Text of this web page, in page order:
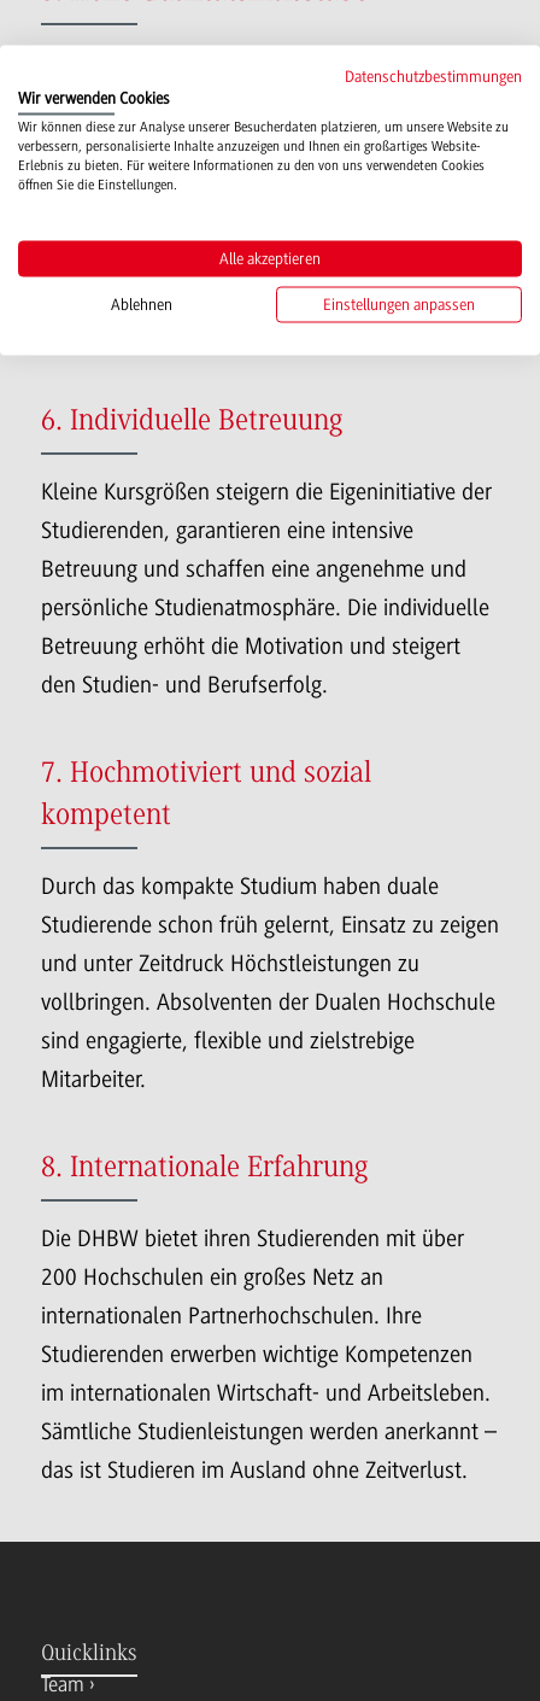
Baden-Württembergs- systemakkreditiert. Damit
wurde ihr ein hervorragendes
Qualitätssicherungssystem im Bereich von
Partnerunternehmen bewerteten die Leistungen
der Studierenden und das Lehrangebot sehr
6. Individuelle Betreuung
Kleine Kursgrößen steigern die Eigeninitiative der
Studierenden, garantieren eine intensive
Betreuung und schaffen eine angenehme und
persönliche Studienatmosphäre. Die individuelle
Betreuung erhöht die Motivation und steigert
den Studien- und Berufserfolg.
7. Hochmotiviert und sozial
kompetent
Durch das kompakte Studium haben duale
Studierende schon früh gelernt, Einsatz zu zeigen
und unter Zeitdruck Höchstleistungen zu
vollbringen. Absolventen der Dualen Hochschule
sind engagierte, flexible und zielstrebige
Mitarbeiter.
8. Internationale Erfahrung
Die DHBW bietet ihren Studierenden mit über
200 Hochschulen ein großes Netz an
internationalen Partnerhochschulen. Ihre
Studierenden erwerben wichtige Kompetenzen
im internationalen Wirtschaft- und Arbeitsleben.
Sämtliche Studienleistungen werden anerkannt –
das ist Studieren im Ausland ohne Zeitverlust.
Quicklinks
Team
Datenschutzbestimmungen
Wir verwenden Cookies
Wir können diese zur Analyse unserer Besucherdaten platzieren, um unsere Website zu
verbessern, personalisierte Inhalte anzuzeigen und Ihnen ein großartiges Website-
Erlebnis zu bieten. Für weitere Informationen zu den von uns verwendeten Cookies
öffnen Sie die Einstellungen.
Alle akzeptieren
Ablehnen Einstellungen anpassen